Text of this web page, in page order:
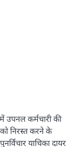
उपनल कर्मचारी की
निरस्त करने के
याचिका दायर